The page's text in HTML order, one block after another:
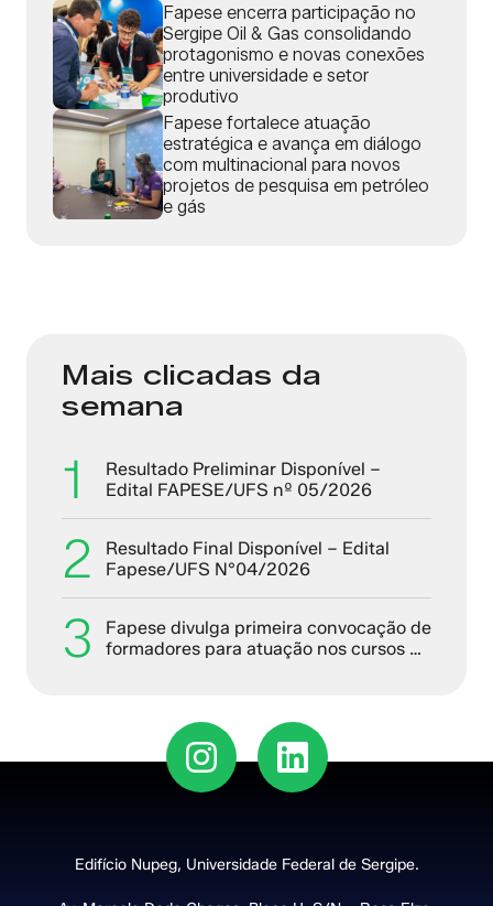
Fapese encerra participação no
Sergipe Oil & Gas consolidando
protagonismo e novas conexões
entre universidade e setor
produtivo
Fapese fortalece atuação
estratégica e avança em diálogo
com multinacional para novos
projetos de pesquisa em petróleo
e gás
Mais clicadas da
semana
1
Resultado Preliminar Disponível –
Edital FAPESE/UFS nº 05/2026
2
Resultado Final Disponível – Edital
Fapese/UFS N°04/2026
3
Fapese divulga primeira convocação de
formadores para atuação nos cursos de
Edifício Nupeg, Universidade Federal de Sergipe.